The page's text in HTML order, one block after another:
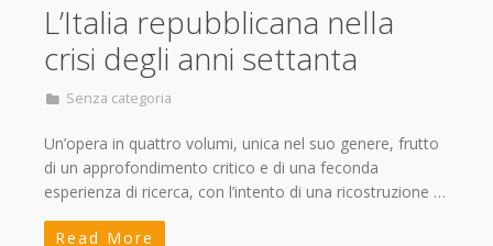
L’Italia repubblicana nella
crisi degli anni settanta
Senza categoria
Un’opera in quattro volumi, unica nel suo genere, frutto
di un approfondimento critico e di una feconda
esperienza di ricerca, con l’intento di una ricostruzione …
Read More